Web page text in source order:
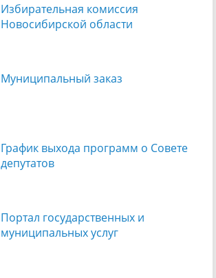
Избирательная комиссия
Новосибирской области
Муниципальный заказ
График выхода программ о Cовете
депутатов
Портал государственных и
муниципальных услуг